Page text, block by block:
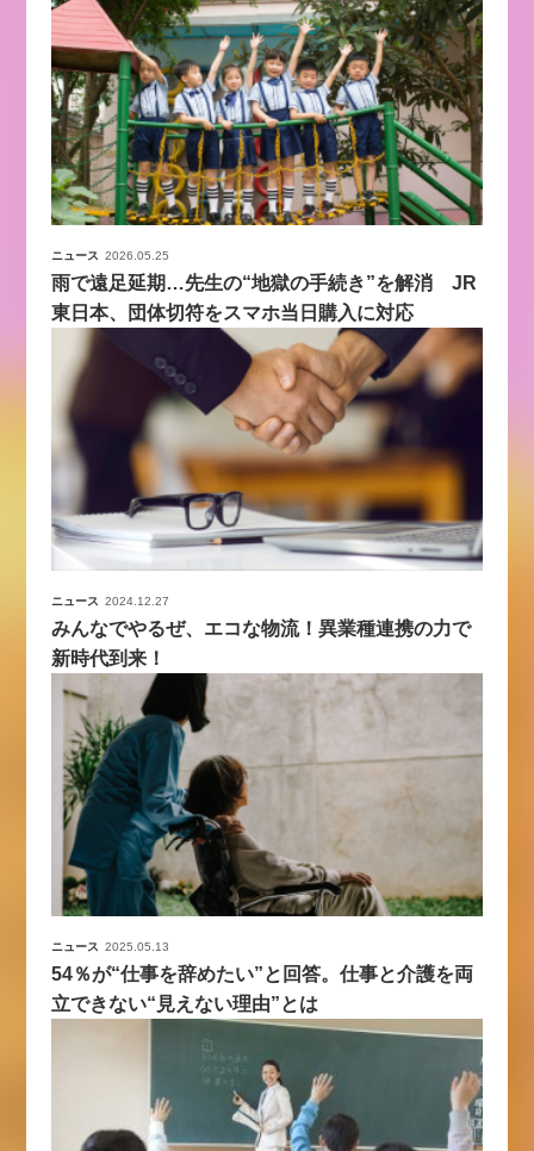
ニュース 2026.05.25
雨で遠足延期…先生の“地獄の手続き”を解消 JR
東日本、団体切符をスマホ当日購入に対応
ニュース 2024.12.27
みんなでやるぜ、エコな物流！異業種連携の力で
新時代到来！
ニュース 2025.05.13
54％が“仕事を辞めたい”と回答。仕事と介護を両
立できない“見えない理由”とは